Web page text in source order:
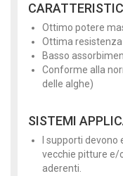
Ottimo potere
Ottima
Basso
Conforme alla
delle alghe)
SISTEMI
I supporti
vecchie pitture e/
aderenti.